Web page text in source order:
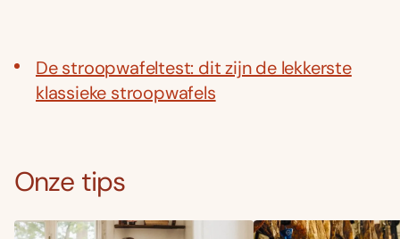
De stroopwafeltest: dit zijn de lekkerste
klassieke stroopwafels
Onze tips